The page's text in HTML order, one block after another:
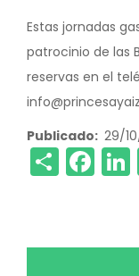
Estas jornadas
patrocinio de las
reservas en el
Publicado 29/
Share